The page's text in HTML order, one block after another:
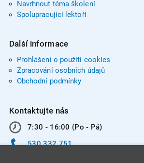
Navrhnout téma školení
Spolupracující lektoři
Další informace
Prohlášení o použití cookies
Zpracování osobních údajů
Obchodní podmínky
Kontaktujte nás
7:30 - 16:00 (Po - Pá)
530 332 751